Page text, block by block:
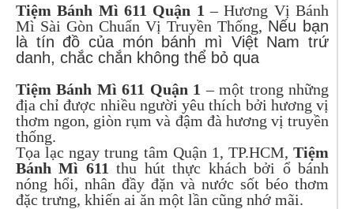
Tiệm Bánh Mì 611 Quận 1 – Hương Vị Bánh
Mì Sài Gòn Chuẩn Vị Truyền Thống, Nếu bạn
là tín đồ của món bánh mì Việt Nam trứ
danh, chắc chắn không thể bỏ qua
Tiệm Bánh Mì 611 Quận 1 – một trong những
địa chỉ được nhiều người yêu thích bởi hương vị
thơm ngon, giòn rụm và đậm đà hương vị truyền
thống.
Tọa lạc ngay trung tâm Quận 1, TP.HCM, Tiệm
Bánh Mì 611 thu hút thực khách bởi ổ bánh
nóng hổi, nhân đầy đặn và nước sốt béo thơm
đặc trưng, khiến ai ăn một lần cũng nhớ mãi.